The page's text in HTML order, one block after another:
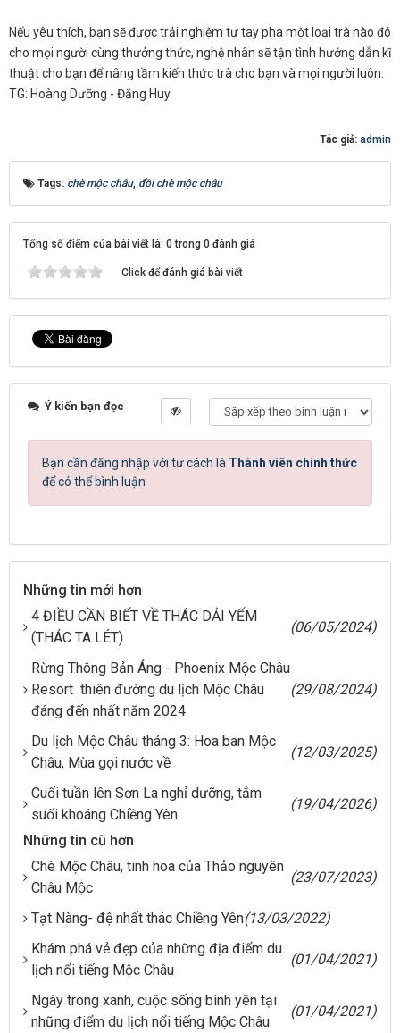
Nếu yêu thích, bạn sẽ được trải nghiệm tự tay pha một loại trà nào đó
cho mọi người cùng thưởng thức, nghệ nhân sẽ tận tình hướng dẫn kĩ
thuật cho bạn để nâng tầm kiến thức trà cho bạn và mọi người luôn.
TG: Hoàng Dưỡng - Đăng Huy
Tác giả: admin
Tags: chè mộc châu, đồi chè mộc châu
Tổng số điểm của bài viết là: 0 trong 0 đánh giá
Click để đánh giá bài viết
Ý kiến bạn đọc
Bạn cần đăng nhập với tư cách là Thành viên chính thức
để có thể bình luận
Những tin mới hơn
4 ĐIỀU CẦN BIẾT VỀ THÁC DẢI YẾM
(THÁC TA LÉT)
(06/05/2024)
Rừng Thông Bản Áng - Phoenix Mộc Châu
Resort thiên đường du lịch Mộc Châu
đáng đến nhất năm 2024
(29/08/2024)
Du lịch Mộc Châu tháng 3: Hoa ban Mộc
Châu, Mùa gọi nước về
(12/03/2025)
Cuối tuần lên Sơn La nghỉ dưỡng, tắm
suối khoáng Chiềng Yên
(19/04/2026)
Những tin cũ hơn
Chè Mộc Châu, tinh hoa của Thảo nguyên
Châu Mộc
(23/07/2023)
Tạt Nàng- đệ nhất thác Chiềng Yên(13/03/2022)
Khám phá vẻ đẹp của những địa điểm du
lịch nổi tiếng Mộc Châu
(01/04/2021)
Ngày trong xanh, cuộc sống bình yên tại
những điểm du lịch nổi tiếng Mộc Châu
(01/04/2021)